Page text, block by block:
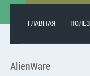
ГЛАВНАЯ
AlienWare